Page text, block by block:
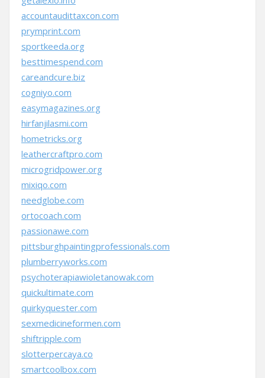
accountaudittaxcon.com
prymprint.com
sportkeeda.org
besttimespend.com
careandcure.biz
cogniyo.com
easymagazines.org
hirfanjilasmi.com
hometricks.org
leathercraftpro.com
microgridpower.org
mixiqo.com
needglobe.com
ortocoach.com
passionawe.com
pittsburghpaintingprofessionals.com
plumberryworks.com
psychoterapiawioletanowak.com
quickultimate.com
quirkyquester.com
sexmedicineformen.com
shiftripple.com
slotterpercaya.co
smartcoolbox.com